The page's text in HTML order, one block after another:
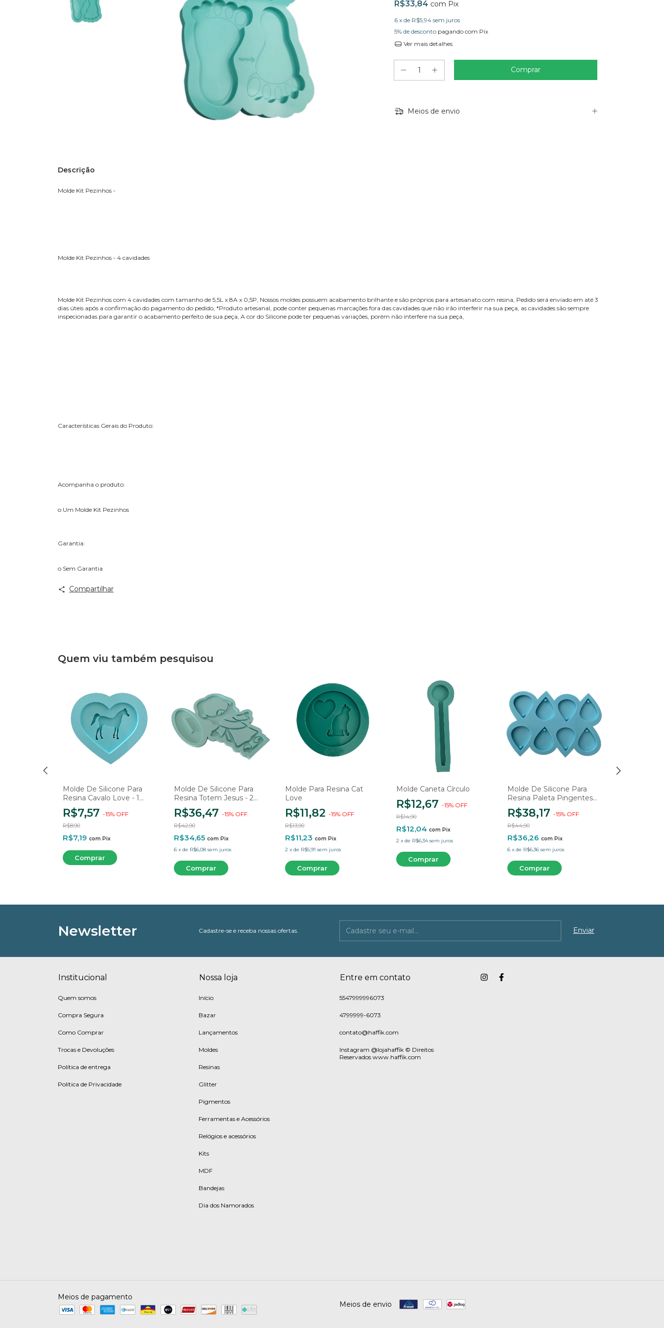
R$33,84 com Pix
6 x de R$5,94 sem juros
5% de desconto pagando com Pix
Ver mais detalhes
Meios de envio
Descrição
Molde Kit Pezinhos -
Molde Kit Pezinhos - 4 cavidades
Molde Kit Pezinhos com 4 cavidades com tamanho de 5,5L x 8A x 0,5P, Nossos moldes possuem acabamento brilhante e são próprios para artesanato com resina, Pedido será enviado em até 3
dias úteis após a confirmação do pagamento do pedido, *Produto artesanal, pode conter pequenas marcações fora das cavidades que não irão interferir na sua peça, as cavidades são sempre
inspecionadas para garantir o acabamento perfeito de sua peça, A cor do Silicone pode ter pequenas variações, porém não interfere na sua peça,
Características Gerais do Produto:
Acompanha o produto:
o Um Molde Kit Pezinhos
Garantia:
o Sem Garantia
Compartilhar
Quem viu também pesquisou
Molde De Silicone Para
Resina Cavalo Love - 1
Cavidade
R$7,57 -15% OFF
R$8,90
R$7,19 com Pix
Molde De Silicone Para
Resina Totem Jesus - 2
Cavidades
R$36,47 -15% OFF
R$42,90
R$34,65 com Pix
6 x de R$6,08 sem juros
Molde Para Resina Cat
Love
R$11,82 -15% OFF
R$13,90
R$11,23 com Pix
2 x de R$5,91 sem juros
Molde Caneta Círculo
R$12,67 -15% OFF
R$14,90
R$12,04 com Pix
2 x de R$6,34 sem juros
Molde De Silicone Para
Resina Paleta Pingentes
Gota - 8 Cavidades
R$38,17 -15% OFF
R$44,90
R$36,26 com Pix
6 x de R$6,36 sem juros
Newsletter Cadastre-se e receba nossas ofertas.
Institucional
Quem somos
Compra Segura
Como Comprar
Trocas e Devoluções
Política de entrega
Política de Privacidade
Nossa loja
Início
Bazar
Lançamentos
Moldes
Resinas
Glitter
Pigmentos
Ferramentas e Acessórios
Relógios e acessórios
Kits
MDF
Bandejas
Dia dos Namorados
Entre em contato
5547999996073
4799999-6073
contato@haffik.com
Instagram @lojahaffik © Direitos
Reservados www.haffik.com
Meios de pagamento
Meios de envio